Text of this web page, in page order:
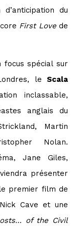
du
First Lovede
spécial sur
le Scala
inclassable,
anglais du
Martin
Nolan.
Jane Giles,
présenter
premier film de
Cave et une
of the Civil